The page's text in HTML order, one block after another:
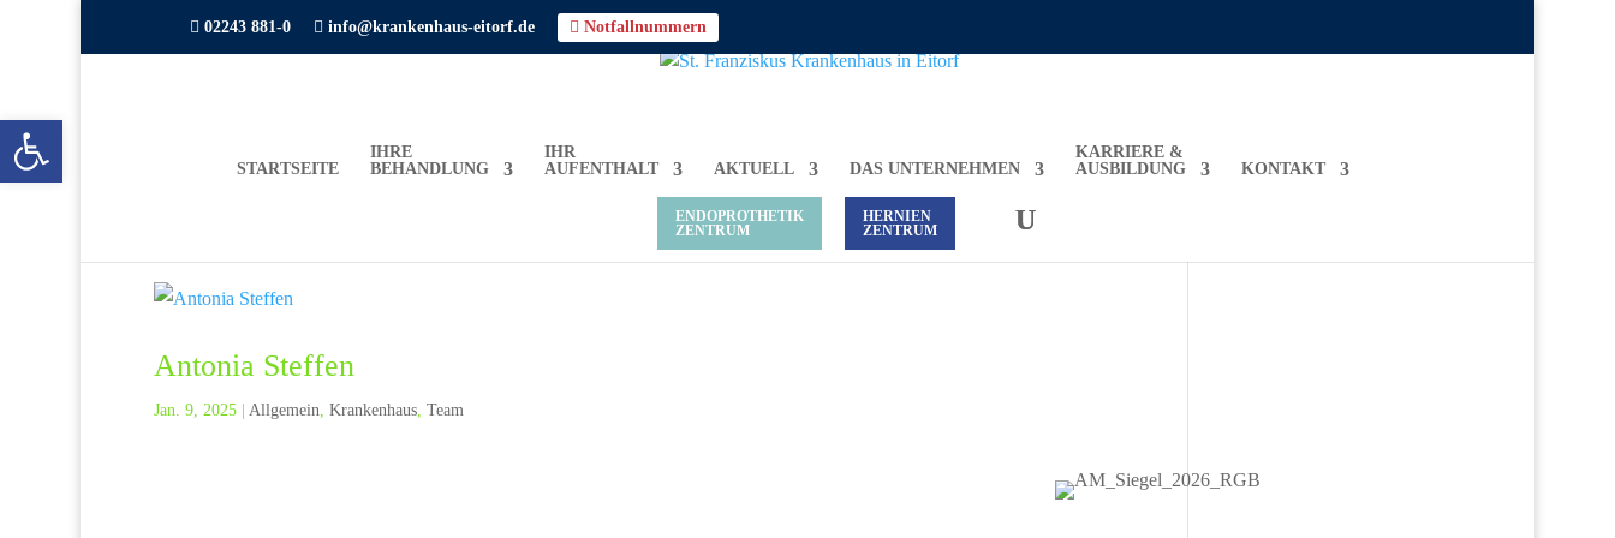
 02243 881-0  info@krankenhaus-eitorf.de  Notfallnummern
STARTSEITE
IHRE
BEHANDLUNG
IHR
AUFENTHALT
AKTUELL DAS UNTERNEHMEN
KARRIERE &
AUSBILDUNG
KONTAKT
ENDOPROTHETIK
ZENTRUM
HERNIEN
ZENTRUM
Antonia Steffen
Jan. 9, 2025| Allgemein, Krankenhaus, Team
Open toolbar